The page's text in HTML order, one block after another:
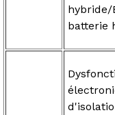
hybride/
batterie